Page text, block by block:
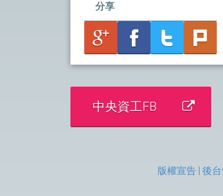
分享
中央資工FB
版權宣告 後